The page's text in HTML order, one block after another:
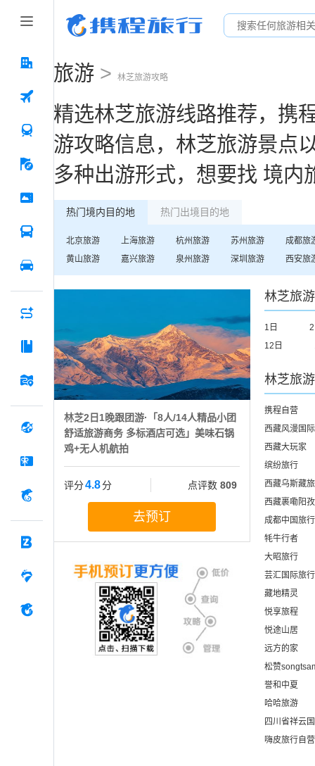
旅游 > 林芝旅游攻略
精选林芝旅游线路推荐，携
游攻略信息， 林芝旅游景点
多种出游形式，想要找 境内
热门境内目的地 热门出境目的地
北京旅游 上海旅游 杭州旅游 苏州旅游 成都旅
黄山旅游 嘉兴旅游 泉州旅游 深圳 旅游 西安旅
林芝2日1晚跟团游·「8人/14人精品小团
舒适旅游商务 多标酒店可选」美味石锅
鸡+无人机航拍
评分4.8分 点评数 809
去预订
林芝旅
1日
12日
林芝旅
携程自营
西藏风漫国
西藏大玩家
缤纷旅行
西藏乌斯藏
西藏裹嘞阳
成都中国旅
牦牛行者
大昭旅行
芸汇国际旅
藏地精灵
悦享旅程
悦途山居
远方的家
松赞
誉和中夏
哈哈旅游
四川省祥云
嗨皮旅行自